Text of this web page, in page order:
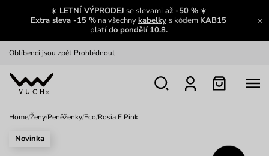
☀️ LETNÍ VÝPRODEJ se slevamiaž -50 %☀️
Extra sleva -15 % na všechnykabelky s kódem KAB15
platído pondělí 10.8.
Zajímavosti ze světa Vuch:
Zobrazit
Oblíbenci jsou zpět Prohlédnout
Nech se inspirovat
Home/Ženy/Peněženky/Eco/Rosia E Pink
Novinka